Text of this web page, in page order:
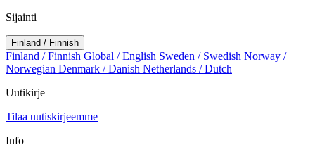
Sijainti
Finland / Finnish
Finland / Finnish Global / English Sweden / Swedish Norway /
Norwegian Denmark / Danish Netherlands / Dutch
Uutikirje
Tilaa uutiskirjeemme
Info